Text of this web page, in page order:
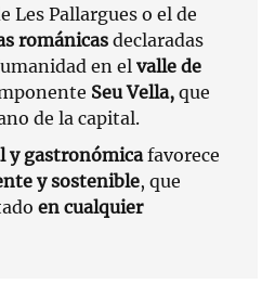
Les Pallargues o el de
románicas declaradas
en el valle de
Seu Vella, que
de la capital.
y gastronómicafavorece
y sostenible, que
en cualquier